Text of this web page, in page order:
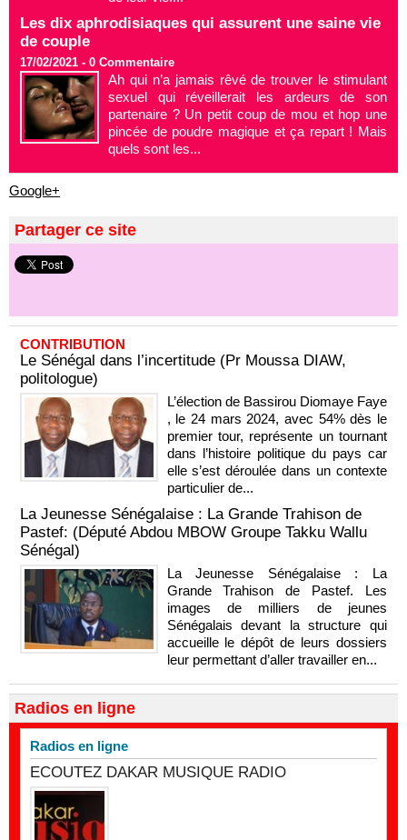
Les dix aphrodisiaques qui assurent une saine vie
de couple
17/02/2021 - 0 Commentaire
Ah qui n’a jamais rêvé de trouver le stimulant
sexuel qui réveillerait les ardeurs de son
partenaire ? Un petit coup de mou et hop une
pincée de poudre magique et ça repart ! Mais
quels sont les...
Google+
Partager ce site
CONTRIBUTION
Le Sénégal dans l’incertitude (Pr Moussa DIAW,
politologue)
L’élection de Bassirou Diomaye Faye
, le 24 mars 2024, avec 54% dès le
premier tour, représente un tournant
dans l’histoire politique du pays car
elle s’est déroulée dans un contexte
particulier de...
La Jeunesse Sénégalaise : La Grande Trahison de
Pastef: (Député Abdou MBOW Groupe Takku Wallu
Sénégal)
La Jeunesse Sénégalaise : La
Grande Trahison de Pastef. Les
images de milliers de jeunes
Sénégalais devant la structure qui
accueille le dépôt de leurs dossiers
leur permettant d’aller travailler en...
Radios en ligne
Radios en ligne
ECOUTEZ DAKAR MUSIQUE RADIO